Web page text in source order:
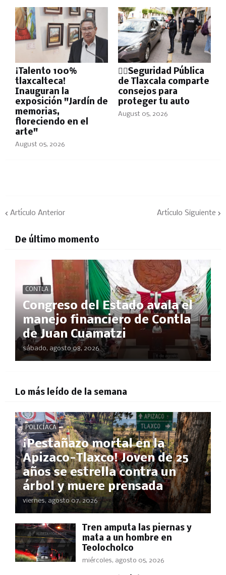
¡Talento 100%
tlaxcalteca!
Inauguran la
exposición "Jardín de
memorias,
floreciendo en el
arte"
August 05, 2026
👮‍♂️Seguridad Pública
de Tlaxcala comparte
consejos para
proteger tu auto
August 05, 2026
Artículo Anterior Artículo Siguiente
De último momento
CONTLA
Congreso del Estado avala el
manejo financiero de Contla
de Juan Cuamatzi
sábado, agosto 08, 2026
Lo más leído de la semana
POLICÍACA
¡Pestañazo mortal en la
Apizaco-Tlaxco! Joven de 25
años se estrella contra un
árbol y muere prensada
viernes, agosto 07, 2026
Tren amputa las piernas y
mata a un hombre en
Teolocholco
miércoles, agosto 05, 2026